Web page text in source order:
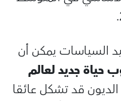
السياسات يمكن أن
حياة جديد لعالم
الديون قد تشكل عائقا